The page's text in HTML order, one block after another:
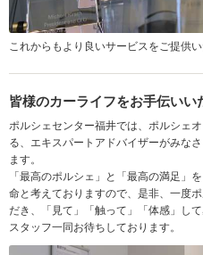
これからもより良いサービスをご提供い
皆様のカーライフをお手伝いい
ポルシェセンター福井では、ポルシェ
る、エキスパートアドバイザーがみな
ます。
「最高のポルシェ」と「最高の満足」
命と考えておりますので、是非、一度
だき、「見て」「触って」「体感」して
スタッフ一同お待ちしております。